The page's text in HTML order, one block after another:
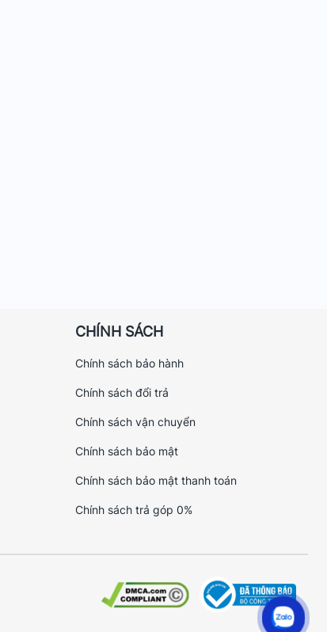
CHÍNH SÁCH
Chính sách bảo hành
Chính sách đổi trả
Chính sách vận chuyển
Chính sách bảo mật
Chính sách bảo mật thanh toán
Chính sách trả góp 0%